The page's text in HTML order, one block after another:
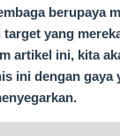
berupaya
yang
artikel ini, kita
ini dengan gaya